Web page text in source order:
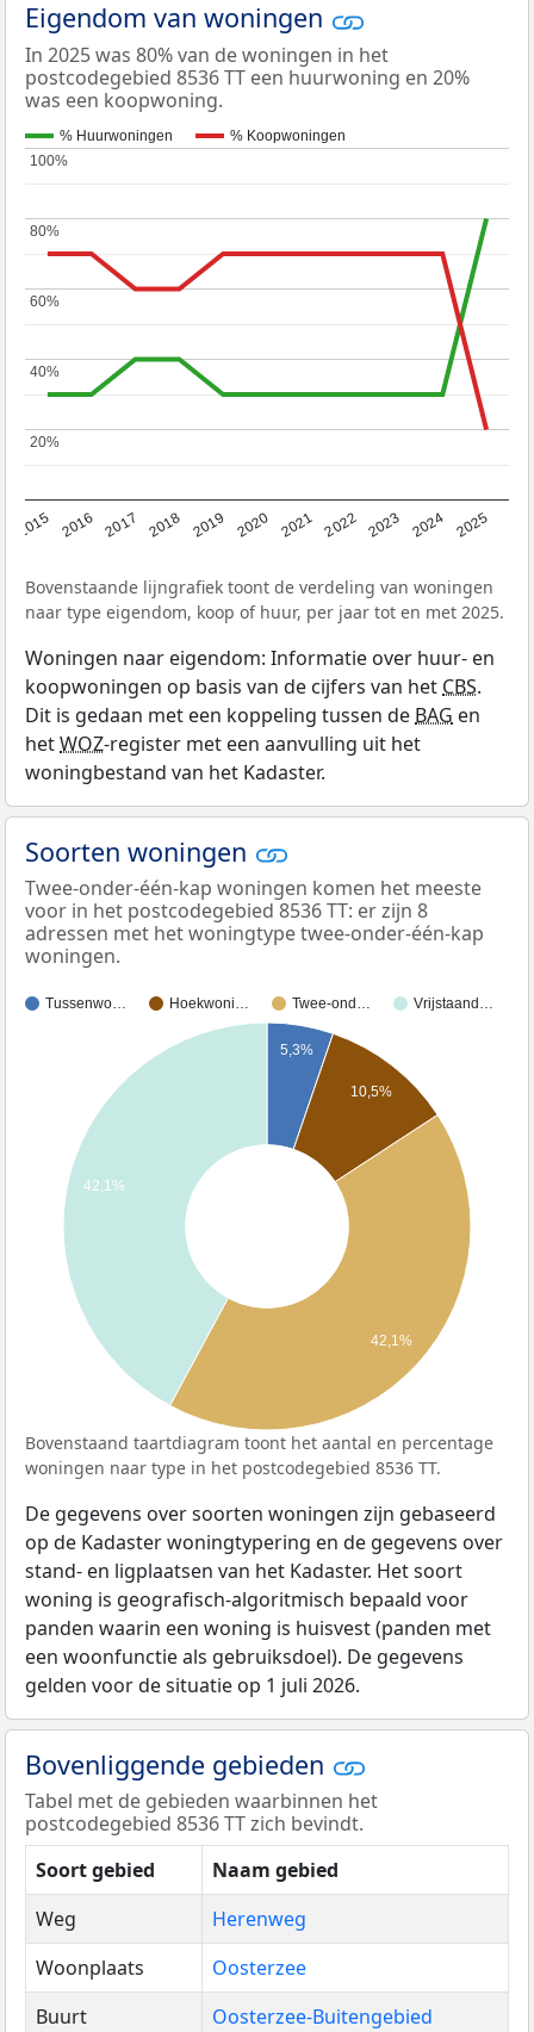
Eigendom van woningen
In 2025 was 80% van de woningen in het
postcodegebied 8536 TT een huurwoning en 20%
was een koopwoning.
% Huurwoningen % Koopwoningen
2015 2016 2017 2018 2019 2020 2021 2022 2023 2024 2025
20%
20%
40%
40%
60%
60%
80%
80%
100%
100%
Bovenstaande lijngrafiek toont de verdeling van woningen
naar type eigendom, koop of huur, per jaar tot en met 2025.
Woningen naar eigendom: Informatie over huur- en
koopwoningen op basis van de cijfers van het CBS.
Dit is gedaan met een koppeling tussen de BAG en
hetWOZ-register met een aanvulling uit het
woningbestand van het Kadaster.
Soorten woningen
Twee-onder-één-kap woningen komen het meeste
voor in het postcodegebied 8536 TT: er zijn 8
adressen met het woningtype twee-onder-één-kap
woningen.
Tussenwo… Hoekwoni… Twee-ond… Vrijstaand…
5,3%
10,5%
42,1%
42,1%
Bovenstaand taartdiagram toont het aantal en percentage
woningen naar type in het postcodegebied 8536 TT.
De gegevens over soorten woningen zijn gebaseerd
op de Kadaster woningtypering en de gegevens over
stand- en ligplaatsen van het Kadaster. Het soort
woning is geografisch-algoritmisch bepaald voor
panden waarin een woning is huisvest (panden met
een woonfunctie als gebruiksdoel). De gegevens
gelden voor de situatie op 1 juli 2026.
Bovenliggende gebieden
Tabel met de gebieden waarbinnen het
postcodegebied 8536 TT zich bevindt.
Soort gebied
Naam gebied
Weg
Herenweg
Woonplaats
Oosterzee
Buurt
Oosterzee-Buitengebied